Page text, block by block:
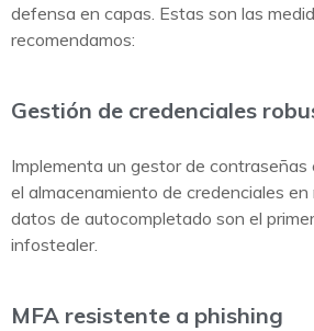
defensa en capas. Estas son las
recomendamos:
Gestión de credenciales
Implementa un gestor de contraseñas
el almacenamiento de credenciales
datos de autocompletado son el
infostealer.
MFA resistente a phishing